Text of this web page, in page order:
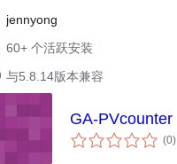
jennyong
60+ 个活跃安装
与5.8.14版本兼容
GA-PVcounter
(0总
评)